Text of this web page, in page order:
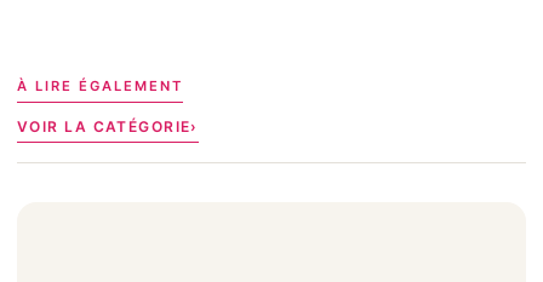
À LIRE ÉGALEMENT
VOIR LA CATÉGORIE